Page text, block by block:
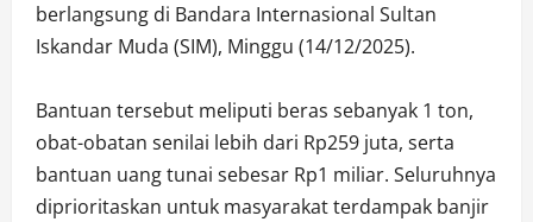
berlangsung di Bandara Internasional Sultan
Iskandar Muda (SIM), Minggu (14/12/2025).
‎Bantuan tersebut meliputi beras sebanyak 1 ton,
obat-obatan senilai lebih dari Rp259 juta, serta
bantuan uang tunai sebesar Rp1 miliar. Seluruhnya
diprioritaskan untuk masyarakat terdampak banjir